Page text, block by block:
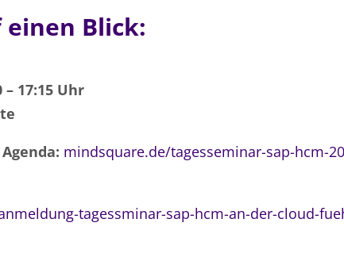
einen Blick:
– 17:15 Uhr
mindsquare.de/tagesseminar-sap-hcm-
tagessminar-sap-hcm-an-der-cloud-